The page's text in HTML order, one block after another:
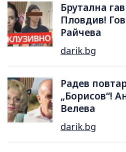
Брутална
Пловдив!
Райчева
darik.bg
Радев
„Борисов“!
Велева
darik.bg